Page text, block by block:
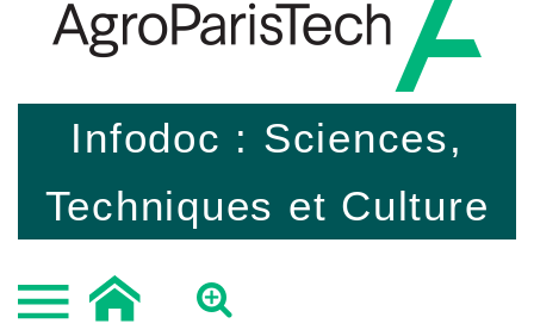
Infodoc : Sciences,
Techniques et Culture